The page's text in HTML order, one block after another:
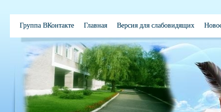
Группа ВКонтакте Главная Версия для слабовидящих
Электронная школа Обратная связь Вакансии Контакты